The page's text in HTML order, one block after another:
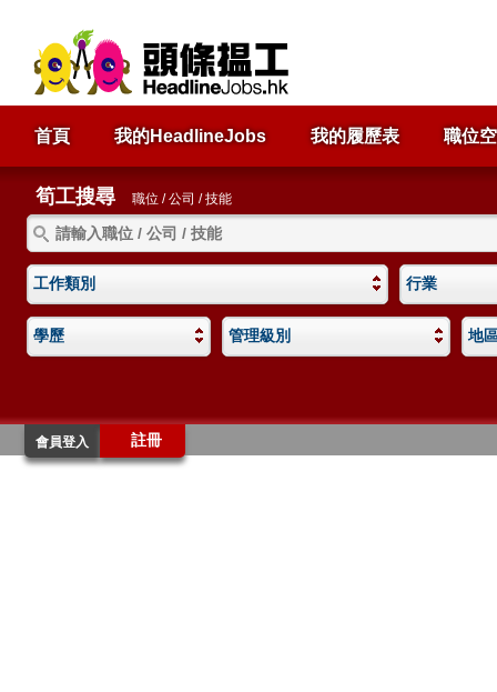
首頁 我的HeadlineJobs 我的履歷表 職位
筍工搜尋 職位 / 公司 / 技能
工作類別 行業
學歷 管理級別 地
會員登入 註冊